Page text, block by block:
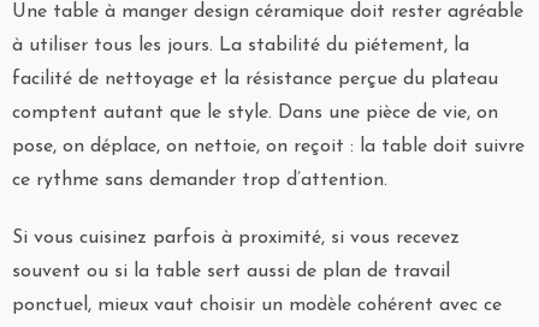
Une table à manger design céramique doit rester agréable
à utiliser tous les jours. La stabilité du piétement, la
facilité de nettoyage et la résistance perçue du plateau
comptent autant que le style. Dans une pièce de vie, on
pose, on déplace, on nettoie, on reçoit : la table doit suivre
ce rythme sans demander trop d’attention.
Si vous cuisinez parfois à proximité, si vous recevez
souvent ou si la table sert aussi de plan de travail
ponctuel, mieux vaut choisir un modèle cohérent avec ce